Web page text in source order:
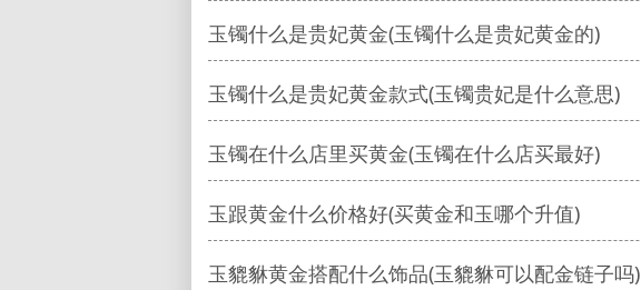
玉镯什么是贵妃黄金(玉镯什么是贵妃黄金的)
玉镯什么是贵妃黄金款式(玉镯贵妃是什么意思)
玉镯在什么店里买黄金(玉镯在什么店买最好)
玉跟黄金什么价格好(买黄金和玉哪个升值)
玉貔貅黄金搭配什么饰品(玉貔貅可以配金链子吗)